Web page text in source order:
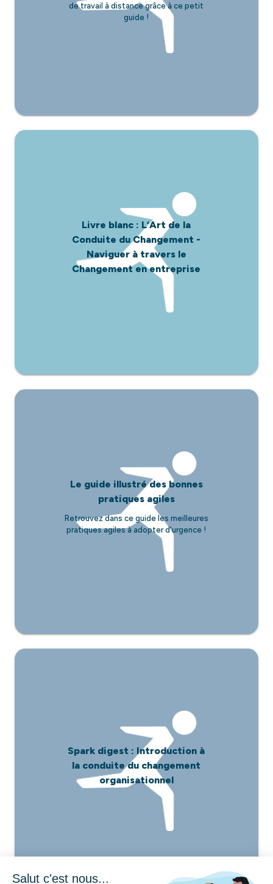
de travail à distance grâce à ce petit
guide !
Livre blanc : L‘Art de la
Conduite du Changement -
Naviguer à travers le
Changement en entreprise
Le guide illustré des bonnes
pratiques agiles
Retrouvez dans ce guide les meilleures
pratiques agiles à adopter d'urgence !
Spark digest : Introduction à
la conduite du changement
organisationnel
Salut c'est nous...